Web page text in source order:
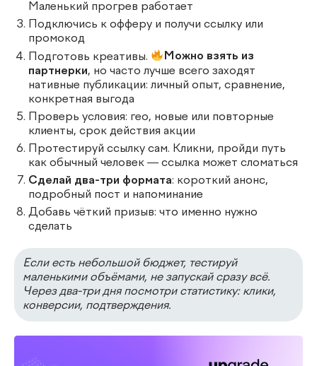
Маленький прогрев работает
Подключись к офферу и получи ссылку или
промокод
Подготовь креативы.
Можно взять из
партнерки, но часто лучше всего заходят
нативные публикации: личный опыт, сравнение,
конкретная выгода
Проверь условия: гео, новые или повторные
клиенты, срок действия акции
Протестируй ссылку сам. Кликни, пройди путь
как обычный человек — ссылка может сломаться
Сделай два-три формата: короткий анонс,
подробный пост и напоминание
Добавь чёткий призыв: что именно нужно
сделать
Если есть небольшой бюджет, тестируй
маленькими объёмами, не запускай сразу всё.
Через два-три дня посмотри статистику: клики,
конверсии, подтверждения.